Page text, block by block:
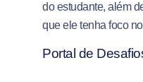
do estudante, além
que ele tenha foco
Portal de